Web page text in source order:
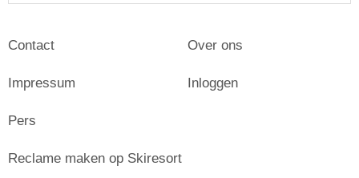
Contact
Impressum
Pers
Over ons
Inloggen
Reclame maken op Skiresort